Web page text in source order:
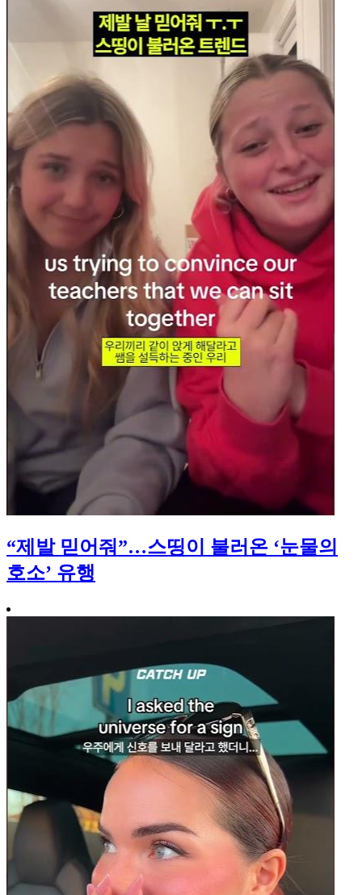
“제발 믿어줘”…스띵이 불러온 ‘눈물의
호소’ 유행